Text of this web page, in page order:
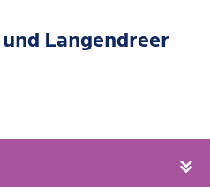
Langendreer